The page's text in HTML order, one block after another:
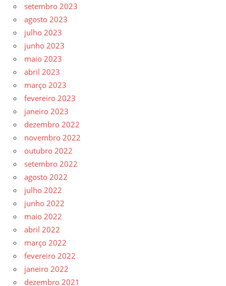
setembro 2023
agosto 2023
julho 2023
junho 2023
maio 2023
abril 2023
março 2023
fevereiro 2023
janeiro 2023
dezembro 2022
novembro 2022
outubro 2022
setembro 2022
agosto 2022
julho 2022
junho 2022
maio 2022
abril 2022
março 2022
fevereiro 2022
janeiro 2022
dezembro 2021